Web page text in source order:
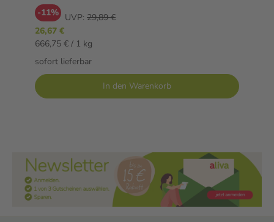
-11% UVP: 29,89 €
26,67 €
666,75 € / 1 kg
sofort lieferbar
In den Warenkorb